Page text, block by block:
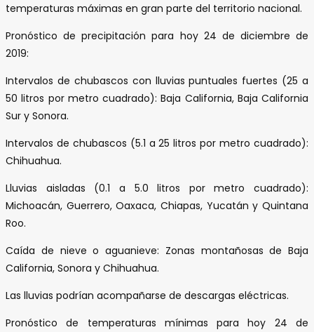
temperaturas máximas en gran parte del territorio nacional.
Pronóstico de precipitación para hoy 24 de diciembre de
2019:
Intervalos de chubascos con lluvias puntuales fuertes (25 a
50 litros por metro cuadrado): Baja California, Baja California
Sur y Sonora.
Intervalos de chubascos (5.1 a 25 litros por metro cuadrado):
Chihuahua.
Lluvias aisladas (0.1 a 5.0 litros por metro cuadrado):
Michoacán, Guerrero, Oaxaca, Chiapas, Yucatán y Quintana
Roo.
Caída de nieve o aguanieve: Zonas montañosas de Baja
California, Sonora y Chihuahua.
Las lluvias podrían acompañarse de descargas eléctricas.
Pronóstico de temperaturas mínimas para hoy 24 de